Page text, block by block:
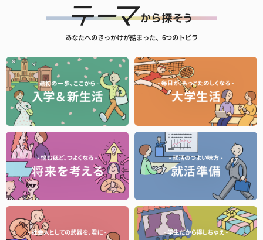
あなたへのきっかけが詰まった、6つのトビラ